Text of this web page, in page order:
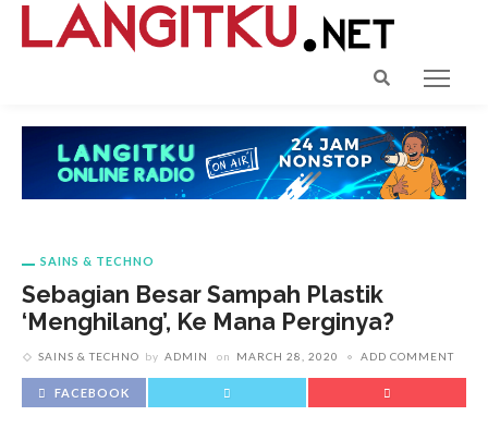
SAINS & TECHNO
Sebagian Besar Sampah Plastik
‘Menghilang’, Ke Mana Perginya?
SAINS & TECHNO by ADMIN on MARCH 28, 2020 ADD COMMENT
FACEBOOK